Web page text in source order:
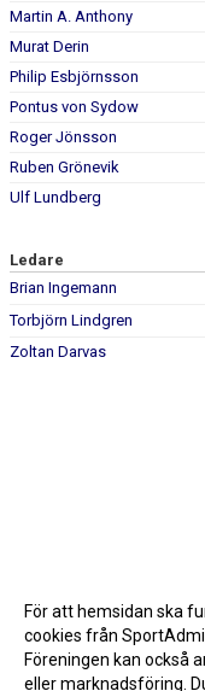
Martin A. Anthony
Murat Derin
Philip Esbjörnsson
Pontus von Sydow
Roger Jönsson
Ruben Grönevik
Ulf Lundberg
Ledare
Brian Ingemann
Torbjörn Lindgren
Zoltan Darvas
För att hemsidan ska
cookies från
Föreningen kan också
eller marknadsföring.